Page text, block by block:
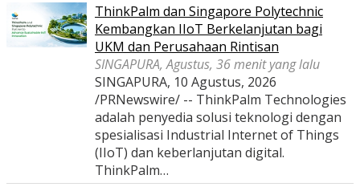
ThinkPalm dan Singapore Polytechnic
Kembangkan IIoT Berkelanjutan bagi
UKM dan Perusahaan Rintisan
SINGAPURA, Agustus, 36 menit yang lalu
SINGAPURA, 10 Agustus, 2026
/PRNewswire/ -- ThinkPalm Technologies
adalah penyedia solusi teknologi dengan
spesialisasi Industrial Internet of Things
(IIoT) dan keberlanjutan digital.
ThinkPalm…